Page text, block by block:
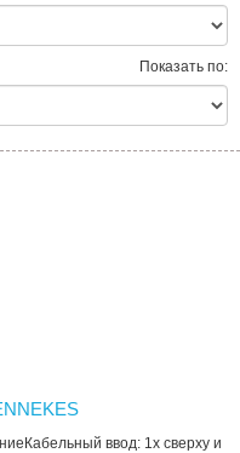
Показать по:
ввод: 1х сверху и